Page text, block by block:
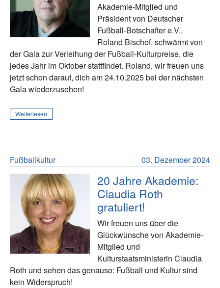
Akademie-Mitglied und
Präsident von Deutscher
Fußball-Botschafter e.V.,
Roland Bischof, schwärmt von
der Gala zur Verleihung der Fußball-Kulturpreise, die
jedes Jahr im Oktober stattfindet. Roland, wir freuen uns
jetzt schon darauf, dich am 24.10.2025 bei der nächsten
Gala wiederzusehen!
Weiterlesen
03. Dezember 2024
Fußballkultur
20 Jahre Akademie:
Claudia Roth
gratuliert!
Wir freuen uns über die
Glückwünsche von Akademie-
Mitglied und
Kulturstaatsministerin Claudia
Roth und sehen das genauso: Fußball und Kultur sind
kein Widerspruch!